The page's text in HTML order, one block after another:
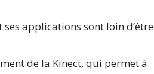
applications sont loin d’être
de la Kinect, qui permet à